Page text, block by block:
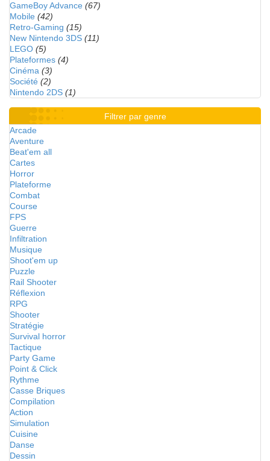
GameBoy Advance (67)
Mobile (42)
Retro-Gaming (15)
New Nintendo 3DS (11)
LEGO (5)
Plateformes (4)
Cinéma (3)
Société (2)
Nintendo 2DS (1)
Filtrer par genre
Arcade
Aventure
Beat'em all
Cartes
Horror
Plateforme
Combat
Course
FPS
Guerre
Infiltration
Musique
Shoot'em up
Puzzle
Rail Shooter
Réflexion
RPG
Shooter
Stratégie
Survival horror
Tactique
Party Game
Point & Click
Rythme
Casse Briques
Compilation
Action
Simulation
Cuisine
Danse
Dessin